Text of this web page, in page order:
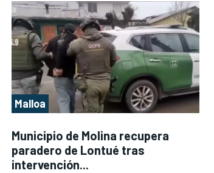
Malloa
Municipio de Molina recupera
paradero de Lontué tras
intervención...